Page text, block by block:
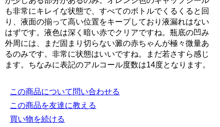
も非常にキレイな状態で、すべてのボトルでくるくると回
り、液面の揃って高い位置をキープしており液漏れはない
はずです。液色は深く暗い赤でクリアですね。瓶底の凹み
外周には、まだ固まり切らない澱の赤ちゃんが極々微量あ
るのみです。非常に状態はいいですね。まだ若さすら感じ
ます。ちなみに表記のアルコール度数は14度となります。
この商品について問い合わせる
この商品を友達に教える
買い物を続ける